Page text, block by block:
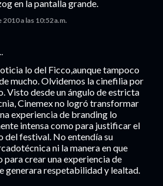
en la pantalla grande.
a las 10:52 a.m.
lo del Ficco,aunque tampoco
mucho. Olvidemos la cinefilia por
Visto desde un ángulo de estricta
Cinemex no logró transformar
experiencia de branding lo
intensa como para justificar el
del festival. No entendía su
ni la manera en que
para crear una experiencia de
generara respetabilidad y lealtad.